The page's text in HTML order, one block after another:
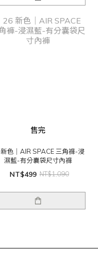
售完
色｜AIR SPACE 三角褲-浸
濕藍-有分囊袋尺寸內褲
NT$499 NT$1,090